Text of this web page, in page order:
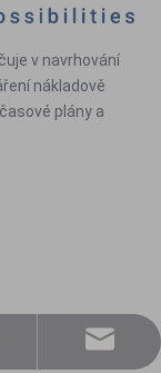
v navrhování
nákladově
plány a